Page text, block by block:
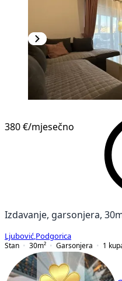
380 €/mjesečno
Izdavanje, garsonjera,
Ljubović Podgorica
Stan
30m² Garsonjera 1